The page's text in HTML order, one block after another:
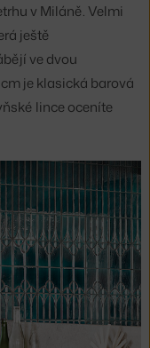
v Miláně. Velmi
ještě
ve dvou
je klasická barová
lince oceníte